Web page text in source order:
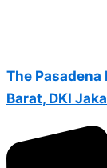
The Pasadena
Barat, DKI